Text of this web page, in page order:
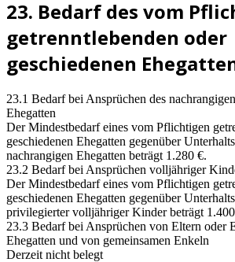
23. Bedarf des vom
getrenntlebenden oder
geschiedenen
23.1 Bedarf bei Ansprüchen des
Ehegatten
Der Mindestbedarf eines vom Pflichtigen
geschiedenen Ehegatten gegenüber
nachrangigen Ehegatten beträgt 1.280 €.
23.2 Bedarf bei Ansprüchen volljähriger
Der Mindestbedarf eines vom Pflichtigen
geschiedenen Ehegatten gegenüber
privilegierter volljähriger Kinder beträgt
23.3 Bedarf bei Ansprüchen von Eltern oder
Ehegatten und von gemeinsamen Enkeln
Derzeit nicht belegt